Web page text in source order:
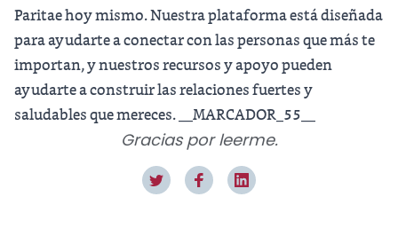
Paritaehoy mismo. Nuestra plataforma está diseñada
para ayudarte a conectar con las personas que más te
importan, y nuestros recursos y apoyo pueden
ayudarte a construir las relaciones fuertes y
saludables que mereces. __MARCADOR_55__
Gracias por leerme.